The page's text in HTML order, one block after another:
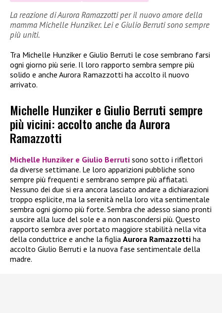
La reazione di Aurora Ramazzotti per il nuovo amore della
mamma Michelle Hunziker. Lei e Giulio Berruti sono sempre
più uniti.
Tra Michelle Hunziker e Giulio Berruti le cose sembrano farsi
ogni giorno più serie. Il loro rapporto sembra sempre più
solido e anche Aurora Ramazzotti ha accolto il nuovo
arrivato.
Michelle Hunziker e Giulio Berruti sempre
più vicini: accolto anche da Aurora
Ramazzotti
Michelle Hunziker e Giulio Berruti sono sotto i riflettori
da diverse settimane. Le loro apparizioni pubbliche sono
sempre più frequenti e sembrano sempre più affiatati.
Nessuno dei due si era ancora lasciato andare a dichiarazioni
troppo esplicite, ma la serenità nella loro vita sentimentale
sembra ogni giorno più forte. Sembra che adesso siano pronti
a uscire alla luce del sole e a non nascondersi più. Questo
rapporto sembra aver portato maggiore stabilità nella vita
della conduttrice e anche la figlia Aurora Ramazzotti ha
accolto Giulio Berruti e la nuova fase sentimentale della
madre.